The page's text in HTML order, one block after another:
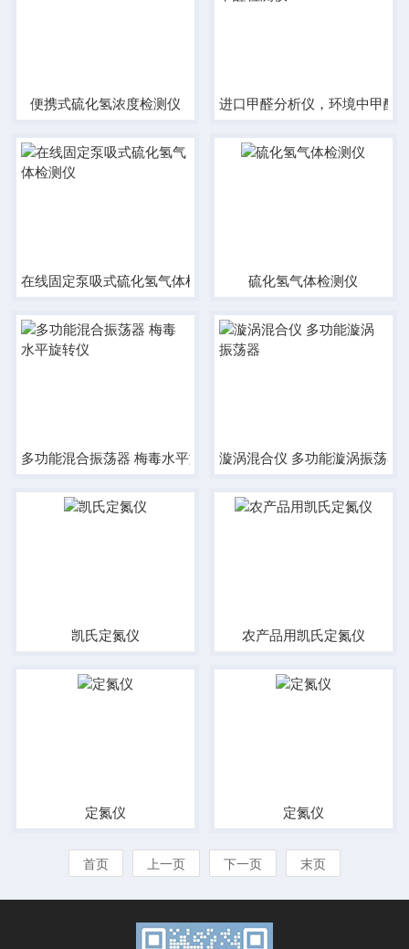
便携式硫化氢浓度检测仪 进口甲醛分析仪，环境中甲醛
在线固定泵吸式硫化氢气体检测仪 硫化氢气体检测仪
多功能混合振荡器 梅毒水平旋转仪漩涡混合仪 多功能漩涡振荡器
凯氏定氮仪 农产品用凯氏定氮仪
定氮仪 定氮仪
首页 上一页 下一页 末页